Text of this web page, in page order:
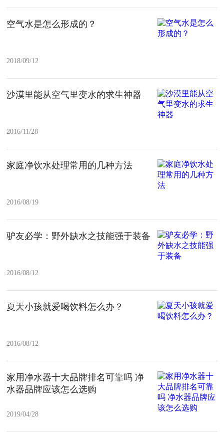
空气水是怎么形成的？
2018/09/12
沙漠里能从空气里变水的求生神器
2016/11/28
家庭净饮水处理常用的几种方法
2016/08/19
驴友必学：野外缺水之技能强于装备
2016/08/12
夏天小孩就爱喝饮料怎么办？
2016/08/12
家用净水器十大品牌排名可靠吗 净
水器品牌应该怎么选购
2019/04/28